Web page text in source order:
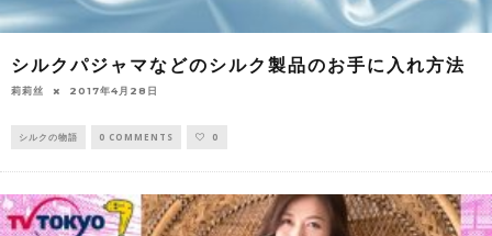
シルクパジャマなどのシルク製品のお手に入れ方法
莉莉丝 2017年4月28日
シルクの物語 0 COMMENTS 0